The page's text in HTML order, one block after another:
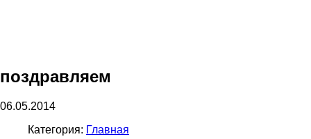
поздравляем
06.05.2014
Категория: Главная